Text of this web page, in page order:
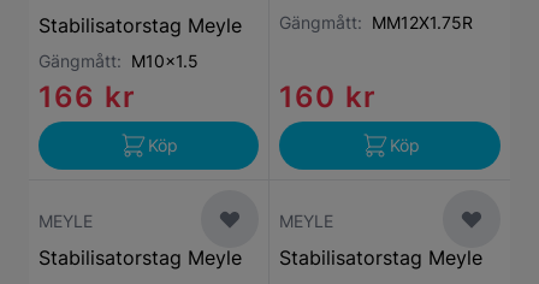
Stabilisatorstag Meyle
Gängmått: M10x1.5
166 kr
Köp
Gängmått: MM12X1.75R
160 kr
Köp
MEYLE
Stabilisatorstag Meyle
MEYLE
Stabilisatorstag Meyle